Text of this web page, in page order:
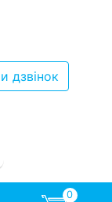
дзвінок
0